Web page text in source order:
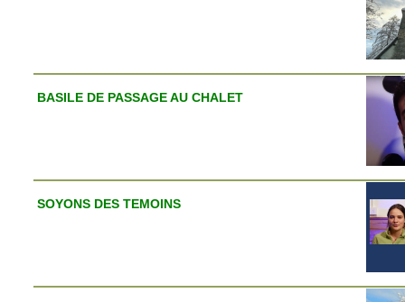
BASILE DE PASSAGE AU CHALET
SOYONS DES TEMOINS